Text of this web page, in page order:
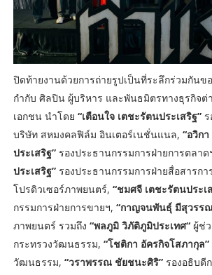
ปิดท้ายงานด้วยการถ่ายรูปเป็นที่ระลึกร่วมกันข
กำกับ ศิลปิน ผู้บริหาร และพันธมิตรทางธุรกิจต่
เอกชน นำโดย “เตือนใจ เตชะรัตนประเสริฐ”ร
บริษัท สหมงคลฟิล์ม อินเตอร์เนชั่นแนล, “อวิก
ประเสริฐ” รองประธานกรรมการฝ่ายการตลาด
ประเสริฐ” รองประธานกรรมการฝ่ายสื่อสารก
โปรดิวเซอร์ภาพยนตร์, “ชมศจี เตชะรัตนประเ
กรรมการฝ่ายการขายฯ, “กาญจนพันธุ์ มีสุวรร
ภาพยนตร์ รวมถึง “พลภูมิ วิภัติภูมิประเทศ“ ผู้ช่
กระทรวงวัฒนธรรม, “โชติกา อัครกิจโสภากุล”
วัฒนธรรม, “วราพรรณ ชัยชนะศิริ” รองอธิบดี